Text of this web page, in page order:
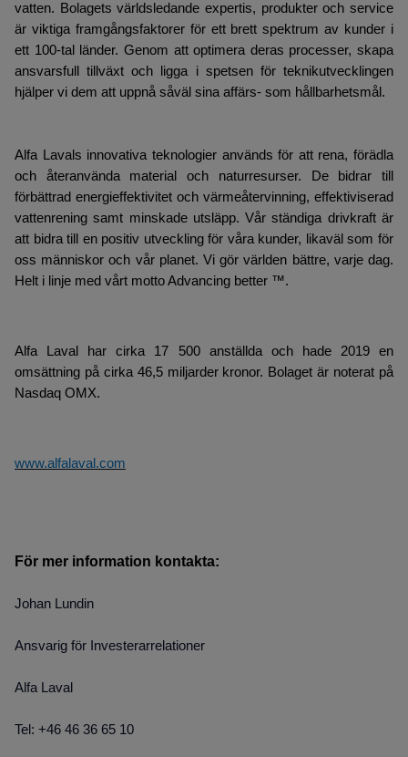
vatten. Bolagets världsledande expertis, produkter och service
är viktiga framgångsfaktorer för ett brett spektrum av kunder i
ett 100-tal länder. Genom att optimera deras processer, skapa
ansvarsfull tillväxt och ligga i spetsen för teknikutvecklingen
hjälper vi dem att uppnå såväl sina affärs- som hållbarhetsmål.
Alfa Lavals innovativa teknologier används för att rena, förädla
och återanvända material och naturresurser. De bidrar till
förbättrad energieffektivitet och värmeåtervinning, effektiviserad
vattenrening samt minskade utsläpp. Vår ständiga drivkraft är
att bidra till en positiv utveckling för våra kunder, likaväl som för
oss människor och vår planet. Vi gör världen bättre, varje dag.
Helt i linje med vårt motto Advancing better ™.
Alfa Laval har cirka 17 500 anställda och hade 2019 en
omsättning på cirka 46,5 miljarder kronor. Bolaget är noterat på
Nasdaq OMX.
www.alfalaval.com
För mer information kontakta:
Johan Lundin
Ansvarig för Investerarrelationer
Alfa Laval
Tel: +46 46 36 65 10